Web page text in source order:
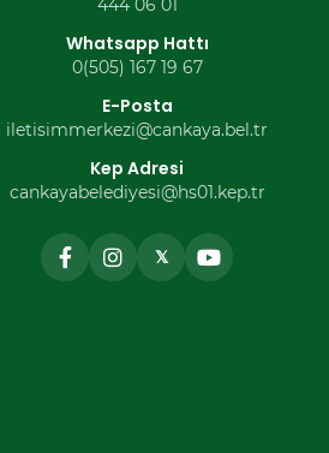
444 06 01
Whatsapp Hattı
0(505) 167 19 67
E-Posta
iletisimmerkezi@cankaya.bel.tr
Kep Adresi
cankayabelediyesi@hs01.kep.tr
𝕏